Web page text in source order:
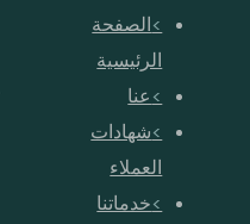
الصفحة
الرئيسية
عنا
شهادات
العملاء
خدماتنا